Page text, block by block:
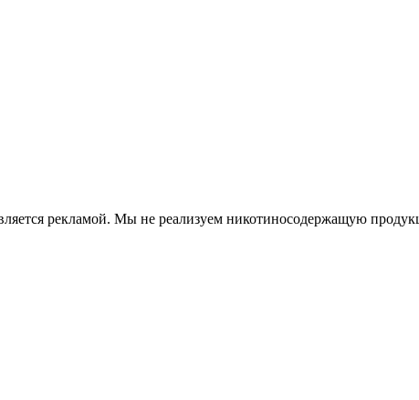
рекламой. Мы не реализуем никотиносодержащую